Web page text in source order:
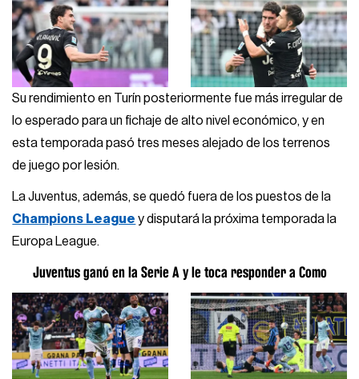
Su rendimiento en Turín posteriormente fue más irregular de
lo esperado para un fichaje de alto nivel económico, y en
esta temporada pasó tres meses alejado de los terrenos
de juego por lesión.
La Juventus, además, se quedó fuera de los puestos de la
Champions League y disputará la próxima temporada la
Europa League.
Juventus ganó en la Serie A y le toca responder a Como